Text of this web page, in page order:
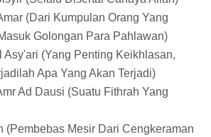
(Dari Kumpulan Orang Yang
Golongan Para Pahlawan)
Asy'ari (Yang Penting Keikhlasan,
Apa Yang Akan Terjadi)
Ad Dausi (Suatu Fithrah Yang
(Pembebas Mesir Dari Cengkeraman